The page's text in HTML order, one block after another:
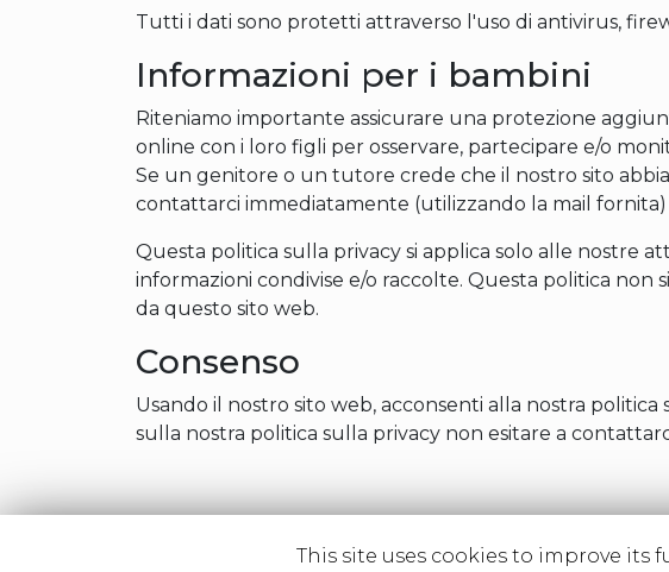
Tutti i dati sono protetti attraverso l'uso di antivirus,
Informazioni per i bambini
Riteniamo importante assicurare una protezione
online con i loro figli per osservare, partecipare e/o
Se un genitore o un tutore crede che il nostro sito
contattarci immediatamente (utilizzando la mail
Questa politica sulla privacy si applica solo alle nostre
informazioni condivise e/o raccolte. Questa politica non
da questo sito web.
Consenso
Usando il nostro sito web, acconsenti alla nostra
sulla nostra politica sulla privacy non esitare a
This site uses cookies to improve its